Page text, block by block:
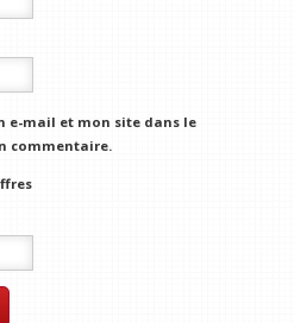
e-mail et mon site dans le
commentaire.